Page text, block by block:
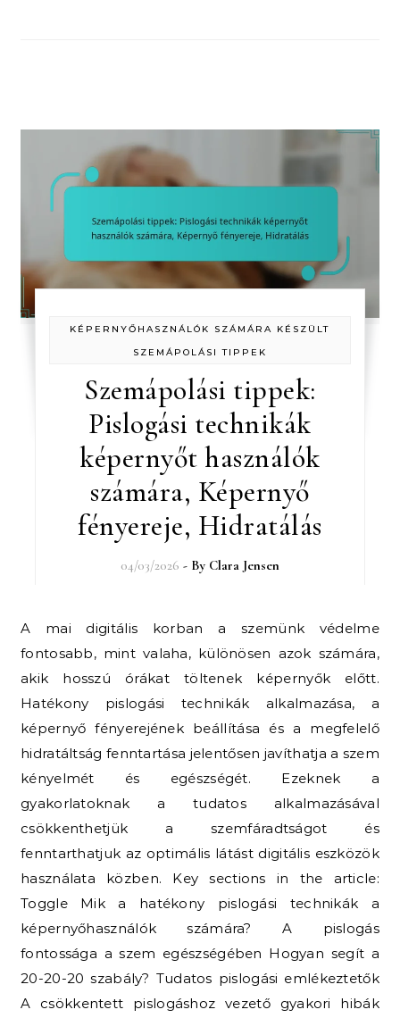
KÉPERNYŐHASZNÁLÓK SZÁMÁRA KÉSZÜLT
SZEMÁPOLÁSI TIPPEK
Szemápolási tippek:
Pislogási technikák
képernyőt használók
számára, Képernyő
fényereje, Hidratálás
04/03/2026 - By Clara Jensen
A mai digitális korban a szemünk védelme
fontosabb, mint valaha, különösen azok számára,
akik hosszú órákat töltenek képernyők előtt.
Hatékony pislogási technikák alkalmazása, a
képernyő fényerejének beállítása és a megfelelő
hidratáltság fenntartása jelentősen javíthatja a szem
kényelmét és egészségét. Ezeknek a
gyakorlatoknak a tudatos alkalmazásával
csökkenthetjük a szemfáradtságot és
fenntarthatjuk az optimális látást digitális eszközök
használata közben. Key sections in the article:
Toggle Mik a hatékony pislogási technikák a
képernyőhasználók számára? A pislogás
fontossága a szem egészségében Hogyan segít a
20-20-20 szabály? Tudatos pislogási emlékeztetők
A csökkentett pislogáshoz vezető gyakori hibák